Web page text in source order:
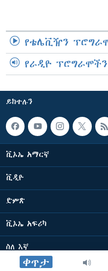
ቀጥታ
የቴሌቪዥን
የራዲዮ
ይከተሉን
ቪኦኤ አማርኛ
ቪዲዮ
ድምጽ
ቪኦኤ አፍሪካ
ስለ እኛ